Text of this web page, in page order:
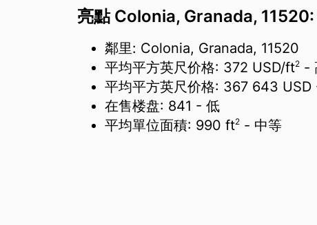
亮點 Colonia, Granada, 11520:
鄰里: Colonia, Granada, 11520
平均平方英尺价格: 372 USD/ft2 -
平均平方英尺价格: 367 643 USD
在售楼盘: 841 - 低
平均單位面積: 990 ft2 - 中等